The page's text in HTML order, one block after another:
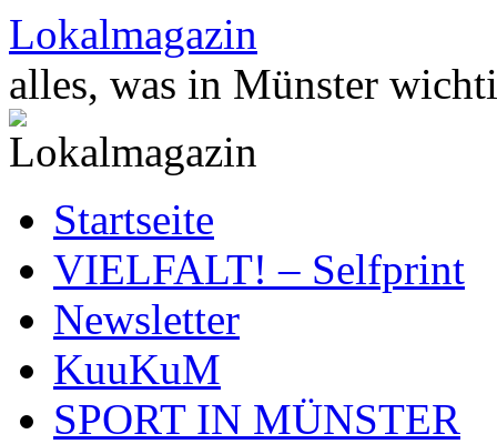
Zum
Inhalt
springen
Lokalmagazin
alles, was in Münster
Startseite
VIELFALT! – Selfprint
Newsletter
KuuKuM
SPORT IN MÜNSTER